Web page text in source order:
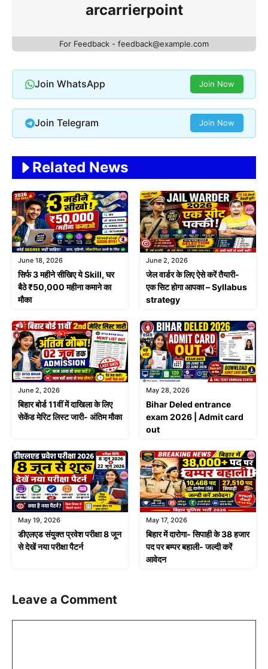
arcarrierpoint
For Feedback - feedback@example.com
Join WhatsApp Join Now
Join Telegram Join Now
Related News
June 18, 2026
सिर्फ 3 महीने सीखिए ये Skill, घर
बैठे ₹50,000 महीना कमाने का
मौका
June 2, 2026
जेल वार्डर के लिए ऐसे करें तैयारी-
एक सिट होगा आपका – Syllabus
strategy
June 2, 2026
बिहार बोर्ड 11वीं में दाखिला के लिए
सेकेंड मेरिट लिस्ट जारी- अंतिम मौका
May 28, 2026
Bihar Deled entrance
exam 2026 | Admit card
out
May 19, 2026
डीएलएड संयुक्त प्रवेश परीक्षा 8 जून
से देखें नया परीक्षा पैटर्न
May 17, 2026
बिहार में दारोगा- सिपाही के 38 हजार
पद पर बम्पर बहाली- जल्दी करें
आवेदन
Leave a Comment